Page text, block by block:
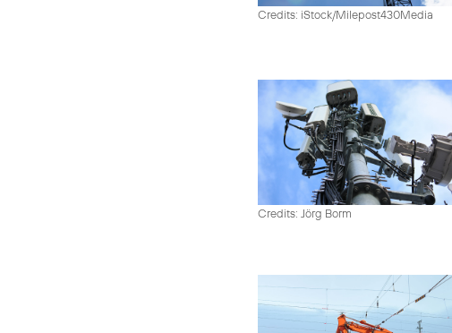
Credits: iStock/Milepost430Media
Credits: Jörg Borm